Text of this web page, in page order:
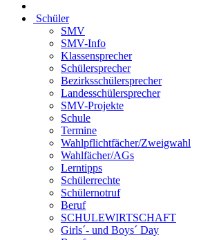
Schüler
SMV
SMV-Info
Klassensprecher
Schülersprecher
Bezirksschülersprecher
Landesschülersprecher
SMV-Projekte
Schule
Termine
Wahlpflichtfächer/Zweigwahl
Wahlfächer/AGs
Lerntipps
Schülerrechte
Schülernotruf
Beruf
SCHULEWIRTSCHAFT
Girls´- und Boys´ Day